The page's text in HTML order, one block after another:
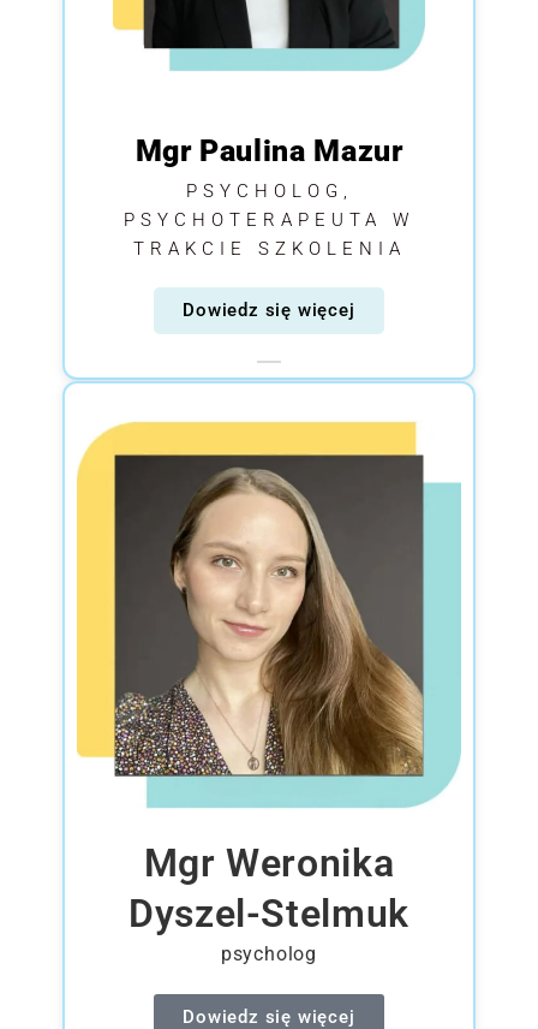
Mgr Paulina Mazur
PSYCHOLOG,
PSYCHOTERAPEUTA W
TRAKCIE SZKOLENIA
Dowiedz się więcej
Mgr Weronika
Dyszel-Stelmuk
psycholog
Dowiedz się więcej